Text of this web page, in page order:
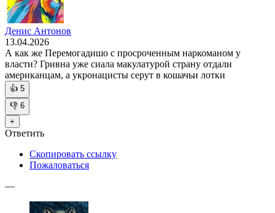
Денис Антонов
13.04.2026
А как же Перемогадишо с просроченным наркоманом у
власти? Гривна уже сиала макулатурой страну отдали
американцам, а укронацисты серут в кошачьи лотки
👍 5
👎 6
+
Ответить
Скопировать ссылку
Пожаловаться
—